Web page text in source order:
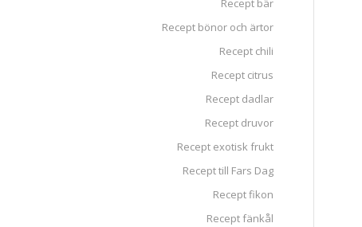
Recept bär
Recept bönor och ärtor
Recept chili
Recept citrus
Recept dadlar
Recept druvor
Recept exotisk frukt
Recept till Fars Dag
Recept fikon
Recept fänkål